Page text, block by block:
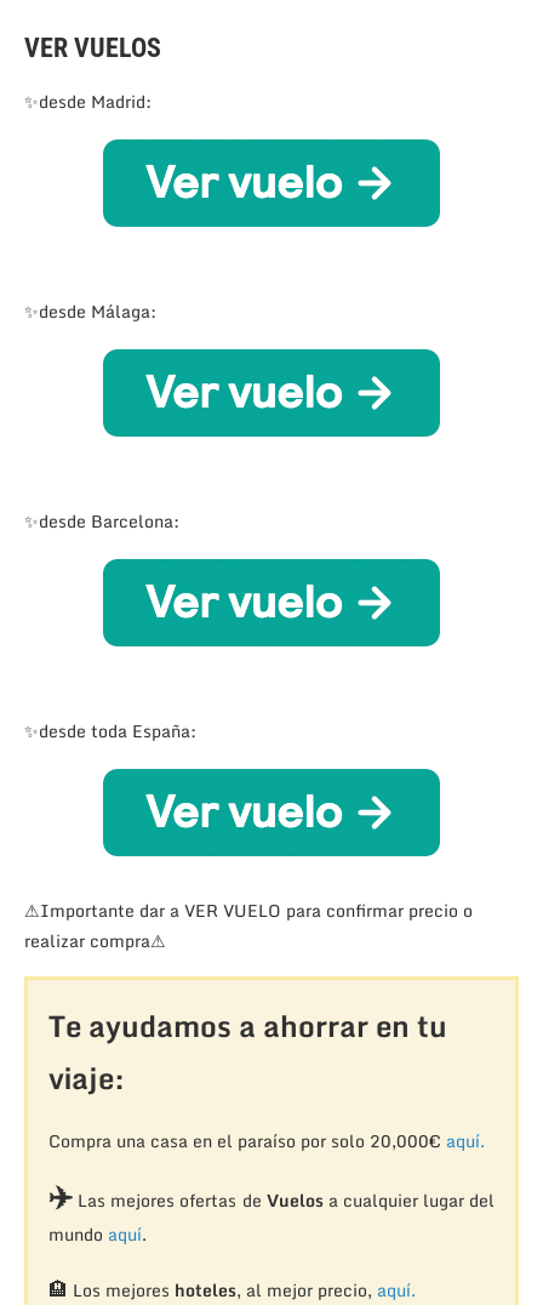
VER VUELOS
✨desde Madrid:
✨desde Málaga:
✨desde Barcelona:
✨desde toda España:
⚠Importante dar a VER VUELO para confirmar precio o
realizar compra⚠
Te ayudamos a ahorrar en tu
viaje:
Compra una casa en el paraíso por solo 20,000€ aquí.
✈️Las mejores ofertas de Vuelosa cualquier lugar del
mundo aquí.
🏨 Los mejores hoteles, al mejor precio, aquí.